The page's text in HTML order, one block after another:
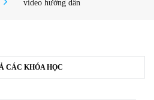
video hướng dẫn
CÁC KHÓA HỌC